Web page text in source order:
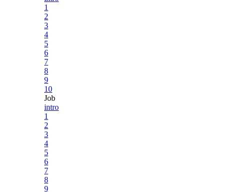
1
2
3
4
5
6
7
8
9
10
Job
intro
1
2
3
4
5
6
7
8
9